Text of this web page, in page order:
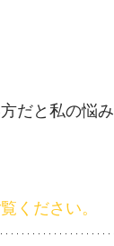
だと私の悩み
ください。